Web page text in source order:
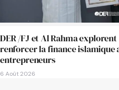
DER /FJ et Al Rahma
renforcer la finance islamique
entrepreneurs
6 Août 2026